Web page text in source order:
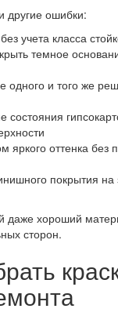
другие ошибки:
учета класса
темное
одного и того же
состояния
яркого оттенка без
покрытия на
даже хороший
сторон.